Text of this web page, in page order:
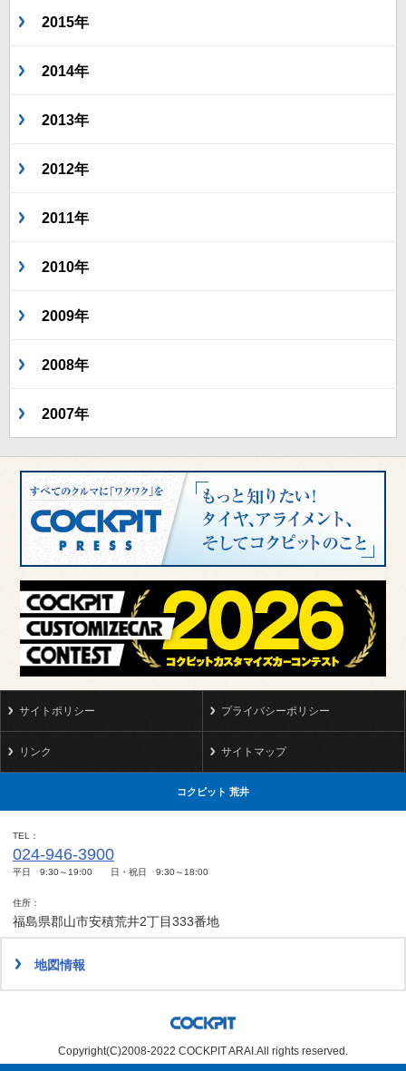
2015年
2014年
2013年
2012年
2011年
2010年
2009年
2008年
2007年
サイトポリシー プライバシーポリシー
リンク サイトマップ
コクピット 荒井
TEL
024-946-3900
平日 9:30～19:00 日・祝日 9:30～18:00
住所
福島県郡山市安積荒井2丁目333番地
地図情報
Copyright(C)2008-2022 COCKPIT ARAI.All rights reserved.